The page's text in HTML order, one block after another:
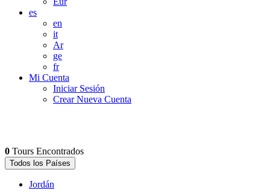
es
en
it
Ar
ge
fr
Mi Cuenta
Iniciar Sesión
Crear Nueva Cuenta
0 Tours Encontrados
Todos los Países
Jordán